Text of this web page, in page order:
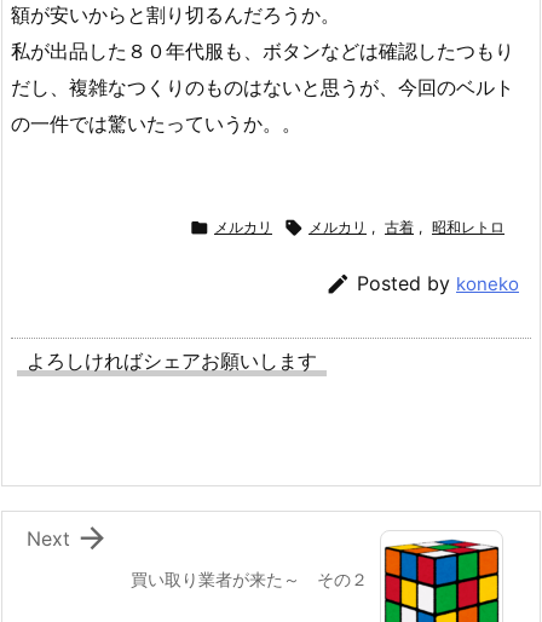
額が安いからと割り切るんだろうか。
私が出品した８０年代服も、ボタンなどは確認したつもり
だし、複雑なつくりのものはないと思うが、今回のベルト
の一件では驚いたっていうか。。
 メルカリ  メルカリ , 古着 , 昭和レトロ
 Posted by koneko
よろしければシェアお願いします
買い取り業者が来た～ その２

Next